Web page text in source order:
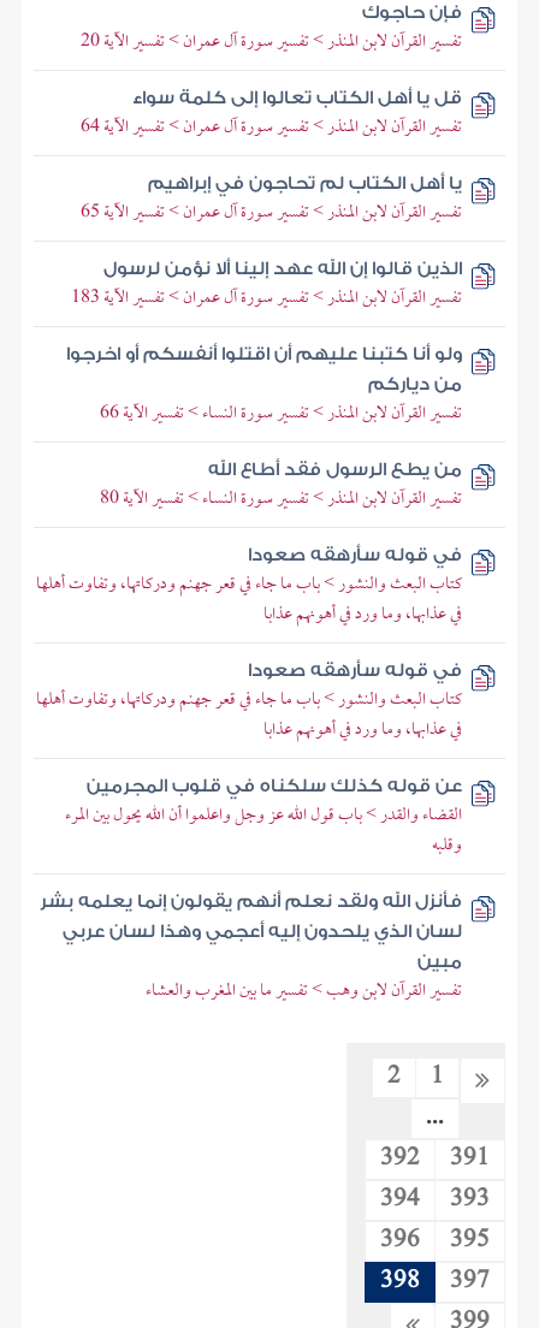
فإن حاجوك
تفسير القرآن لابن المنذر > تفسير سورة آل عمران > تفسير الآية 20
قل يا أهل الكتاب تعالوا إلى كلمة سواء
تفسير القرآن لابن المنذر > تفسير سورة آل عمران > تفسير الآية 64
يا أهل الكتاب لم تحاجون في إبراهيم
تفسير القرآن لابن المنذر > تفسير سورة آل عمران > تفسير الآية 65
الذين قالوا إن الله عهد إلينا ألا نؤمن لرسول
تفسير القرآن لابن المنذر > تفسير سورة آل عمران > تفسير الآية 183
ولو أنا كتبنا عليهم أن اقتلوا أنفسكم أو اخرجوا
من دياركم
تفسير القرآن لابن المنذر > تفسير سورة النساء > تفسير الآية 66
من يطع الرسول فقد أطاع الله
تفسير القرآن لابن المنذر > تفسير سورة النساء > تفسير الآية 80
في قوله سأرهقه صعودا
كتاب البعث والنشور > باب ما جاء في قعر جهنم ودركاتها، وتفاوت أهلها
في عذابها، وما ورد في أهونهم عذابا
في قوله سأرهقه صعودا
كتاب البعث والنشور > باب ما جاء في قعر جهنم ودركاتها، وتفاوت أهلها
في عذابها، وما ورد في أهونهم عذابا
عن قوله كذلك سلكناه في قلوب المجرمين
القضاء والقدر > باب قول الله عز وجل واعلموا أن الله يحول بين المرء
وقلبه
فأنزل الله ولقد نعلم أنهم يقولون إنما يعلمه بشر
لسان الذي يلحدون إليه أعجمي وهذا لسان عربي
مبين
تفسير القرآن لابن وهب > تفسير ما بين المغرب والعشاء
1
2
...
391
392
393
394
395
396
397
398